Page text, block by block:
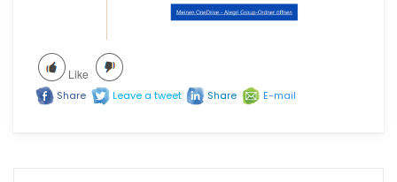
Like
Share Leave a tweet Share E-mail